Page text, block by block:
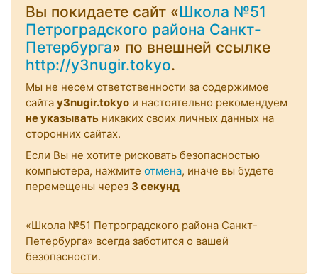
Вы покидаете сайт «Школа №51
Петроградского района Санкт-
Петербурга» по внешней ссылке
http://y3nugir.tokyo.
Мы не несем ответственности за содержимое
сайта y3nugir.tokyo и настоятельно рекомендуем
не указывать никаких своих личных данных на
сторонних сайтах.
Если Вы не хотите рисковать безопасностью
компьютера, нажмите отмена, иначе вы будете
перемещены через 2 секунд
«Школа №51 Петроградского района Санкт-
Петербурга» всегда заботится о вашей
безопасности.